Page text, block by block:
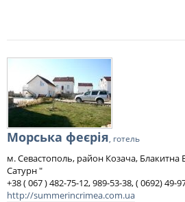
Морська феєрія, готель
м. Севастополь, район Козача, Блакитна
Сатурн "
+38 ( 067 ) 482-75-12, 989-53-38, ( 0692) 49-
http://summerincrimea.com.ua